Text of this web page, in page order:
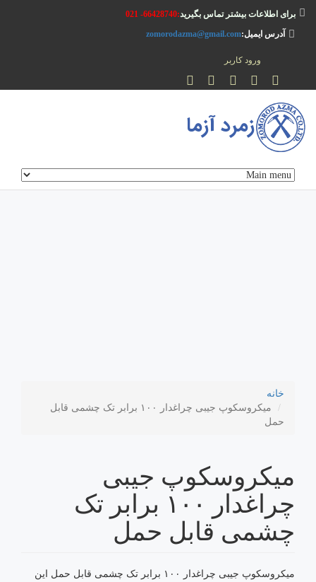
رفتن به محتوای اصلی
برای اطلاعات بیشتر تماس بگیرید:66428740- 021
آدرس ایمیل:zomorodazma@gmail.com
ورود کاربر
خانه
میکروسکوپ جیبی چراغدار ۱۰۰ برابر تک چشمی قابل
حمل
میکروسکوپ جیبی
چراغدار ۱۰۰ برابر تک
چشمی قابل حمل
میکروسکوپ جیبی چراغدار ۱۰۰ برابر تک چشمی قابل حمل این